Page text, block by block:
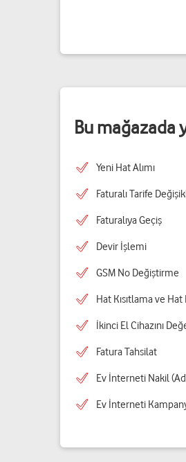
Bu mağazada
Yeni Hat Alımı
Faturalı Tarife
Faturalıya Geçiş
Devir İşlemi
GSM No Değiştirme
Hat Kısıtlama ve Hat
İkinci El Cihazını
Fatura Tahsilat
Ev İnterneti Nakil
Ev İnterneti